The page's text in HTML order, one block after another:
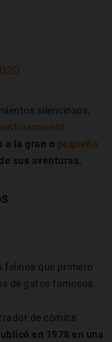
silenciosos,
a la gran o pequeña
sus aventuras.
felinos que primero
de gatos famosos.
de cómics
en 1978 en una